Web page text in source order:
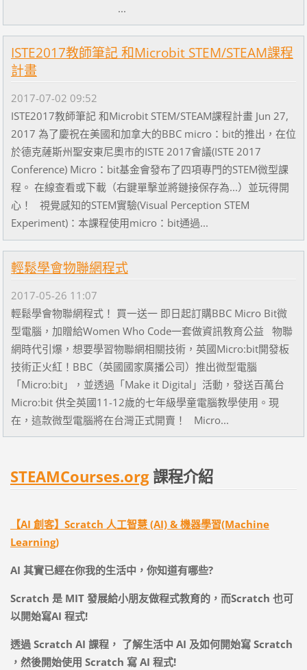
...
ISTE2017教師筆記 和Microbit STEM/STEAM課程
計畫
2017-07-02 09:52
ISTE2017教師筆記 和Microbit STEM/STEAM課程計畫 Jun 27,
2017 為了慶祝在美國和加拿大的BBC micro：bit的推出，在位
於德克薩斯州聖安東尼奧市的ISTE 2017會議(ISTE 2017
Conference) Micro：bit基金會發布了四項專門的STEM微型課
程。 在線查看或下載（右鍵單擊並將鏈接保存為...）並玩得開
心！ 視覺感知的STEM實驗(Visual Perception STEM
Experiment)：本課程使用micro：bit通過...
輕鬆學會物聯網程式
2017-05-26 11:07
輕鬆學會物聯網程式！ 買一送一 即日起訂購BBC Micro Bit微
型電腦，加贈給Women Who Code一套做資訊教育公益 物聯
網時代引爆，想要學習物聯網相關技術，英國Micro:bit開發板
技術正火紅！BBC（英國國家廣播公司）推出微型電腦
「Micro:bit」，並透過「Make it Digital」活動，發送百萬台
Micro:bit 供全英國11-12歲的七年級學童電腦教學使用。現
在，這款微型電腦將在台灣正式開賣！ Micro...
STEAMCourses.org課程介紹
【AI 創客】Scratch 人工智慧 (AI) & 機器學習(Machine
Learning)
AI 其實已經在你我的生活中，你知道有哪些?
Scratch 是MIT 發展給小朋友做程式教育的，而Scratch 也可
以開始寫AI 程式!
透過Scratch AI 課程， 了解生活中 AI 及如何開始寫Scratch
，然後開始使用 Scratch 寫AI 程式!